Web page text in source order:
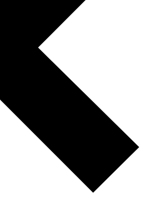
je een hele fijne zomer!